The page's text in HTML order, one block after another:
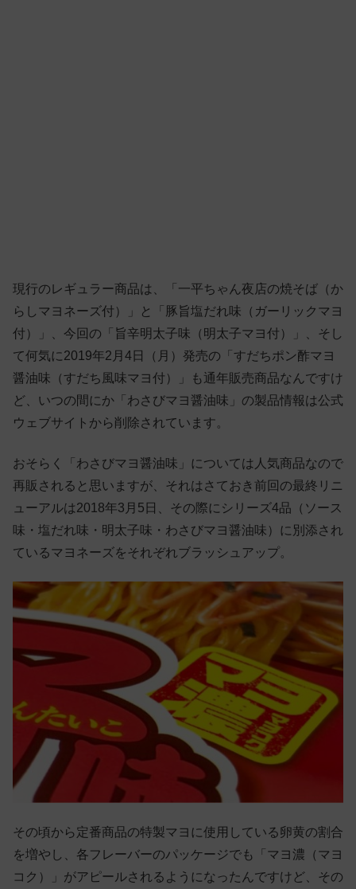
現行のレギュラー商品は、「一平ちゃん夜店の焼そば（か
らしマヨネーズ付）」と「豚旨塩だれ味（ガーリックマヨ
付）」、今回の「旨辛明太子味（明太子マヨ付）」、そし
て何気に2019年2月4日（月）発売の「すだちポン酢マヨ
醤油味（すだち風味マヨ付）」も通年販売商品なんですけ
ど、いつの間にか「わさびマヨ醤油味」の製品情報は公式
ウェブサイトから削除されています。
おそらく「わさびマヨ醤油味」については人気商品なので
再販されると思いますが、それはさておき前回の最終リニ
ューアルは2018年3月5日、その際にシリーズ4品（ソース
味・塩だれ味・明太子味・わさびマヨ醤油味）に別添され
ているマヨネーズをそれぞれブラッシュアップ。
その頃から定番商品の特製マヨに使用している卵黄の割合
を増やし、各フレーバーのパッケージでも「マヨ濃（マヨ
コク）」がアピールされるようになったんですけど、その